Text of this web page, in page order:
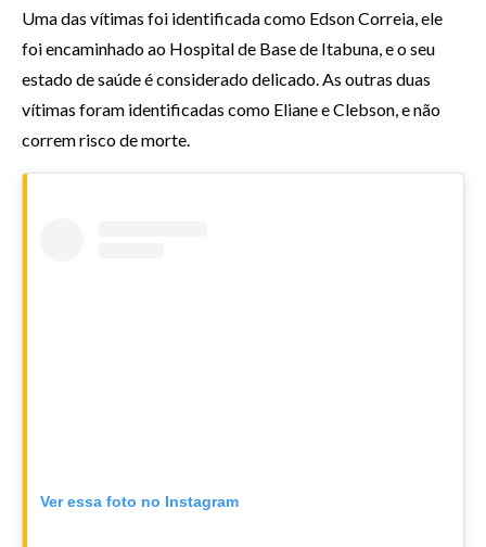
Uma das vítimas foi identificada como Edson Correia, ele
foi encaminhado ao Hospital de Base de Itabuna, e o seu
estado de saúde é considerado delicado. As outras duas
vítimas foram identificadas como Eliane e Clebson, e não
correm risco de morte.
Ver essa foto no Instagram